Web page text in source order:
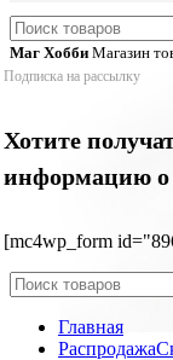
Маг Хобби Магазин
Подписка на рассылку
Хотите
информацию о
[mc4wp_form
Главная
Распродажа